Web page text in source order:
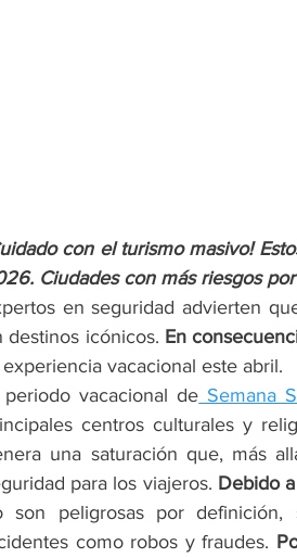
con el turismo masivo!
Ciudades con más riesgos
en seguridad advierten
destinos icónicos. En
vacacional este abril.
periodo vacacional de Semana
centros culturales y
una saturación que, más
para los viajeros. Debido
son peligrosas por
como robos y fraudes.